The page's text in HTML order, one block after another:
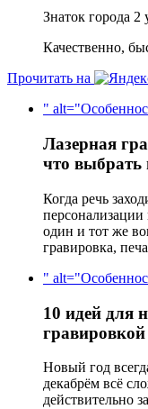
Знаток города 2
Качественно,
Прочитать на
"
Лазерная
что выбрать
Когда речь
один и тот же
гравировка,
"
10 идей для
Новый год
декабрём всё
действительно